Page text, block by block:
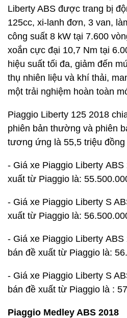
Liberty ABS được trang bị
125cc, xi-lanh đơn, 3 van,
công suất 8 kW tại 7.600
xoắn cực đại 10,7 Nm tại
hiệu suất tối đa, giảm đến
thụ nhiên liệu và khí thải,
một trải nghiệm hoàn toàn
Piaggio Liberty 125 2018
phiên bản thường và phiên
tương ứng là 55,5 triệu đồng
- Giá xe Piaggio Liberty
xuất từ Piaggio là:
- Giá xe Piaggio Liberty S
xuất từ Piaggio là:
- Giá xe Piaggio Liberty
bán đề xuất từ Piaggio là:
- Giá xe Piaggio Liberty S
bán đề xuất từ Piaggio là :
Piaggio Medley ABS 2018